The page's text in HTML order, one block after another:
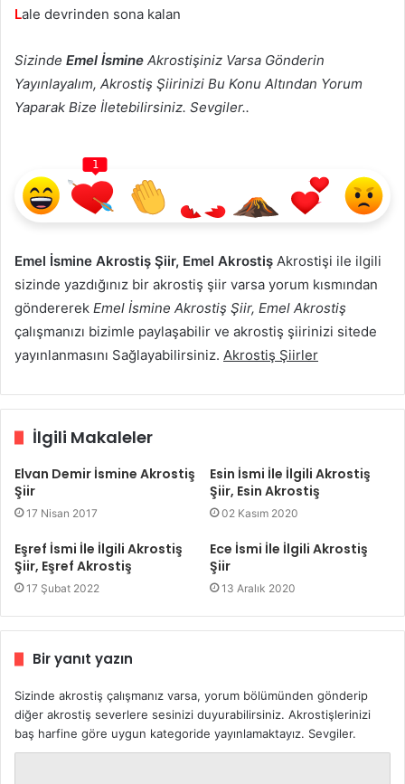
Lale devrinden sona kalan
Sizinde Emel İsmine Akrostişiniz Varsa Gönderin
Yayınlayalım, Akrostiş Şiirinizi Bu Konu Altından Yorum
Yaparak Bize İletebilirsiniz. Sevgiler..
1
Emel İsmine Akrostiş Şiir, Emel Akrostiş Akrostişi ile ilgili
sizinde yazdığınız bir akrostiş şiir varsa yorum kısmından
göndererek Emel İsmine Akrostiş Şiir, Emel Akrostiş
çalışmanızı bizimle paylaşabilir ve akrostiş şiirinizi sitede
yayınlanmasını Sağlayabilirsiniz. Akrostiş Şiirler
İlgili Makaleler
Elvan Demir İsmine Akrostiş
Şiir
17 Nisan 2017
Esin İsmi İle İlgili Akrostiş
Şiir, Esin Akrostiş
02 Kasım 2020
Eşref İsmi İle İlgili Akrostiş
Şiir, Eşref Akrostiş
17 Şubat 2022
Ece İsmi İle İlgili Akrostiş
Şiir
13 Aralık 2020
Bir yanıt yazın
Sizinde akrostiş çalışmanız varsa, yorum bölümünden gönderip
diğer akrostiş severlere sesinizi duyurabilirsiniz. Akrostişlerinizi
baş harfine göre uygun kategoride yayınlamaktayız. Sevgiler.